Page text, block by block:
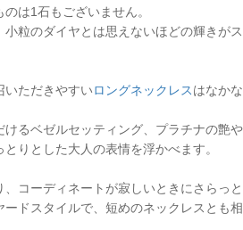
は1石もございません。
粒のダイヤとは思えないほどの輝きがス
いただきやすいロングネックレスはなかな
けるベゼルセッティング、プラチナの艶や
りとした大人の表情を浮かべます。
コーディネートが寂しいときにさらっと
ドスタイルで、短めのネックレスとも相